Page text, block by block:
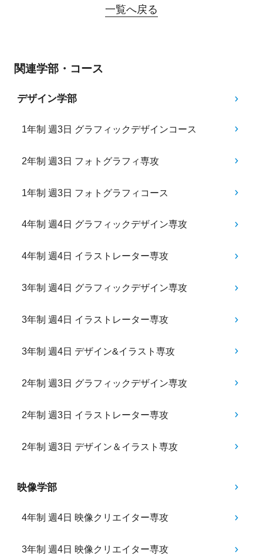
一覧へ戻る
関連学部・コース
デザイン学部
1年制 週3日 グラフィックデザインコース
2年制 週3日 フォトグラフィ専攻
1年制 週3日 フォトグラフィコース
4年制 週4日 グラフィックデザイン専攻
4年制 週4日 イラストレーター専攻
3年制 週4日 グラフィックデザイン専攻
3年制 週4日 イラストレーター専攻
3年制 週4日 デザイン&イラスト専攻
2年制 週3日 グラフィックデザイン専攻
2年制 週3日 イラストレーター専攻
2年制 週3日 デザイン＆イラスト専攻
映像学部
4年制 週4日 映像クリエイター専攻
3年制 週4日 映像クリエイター専攻